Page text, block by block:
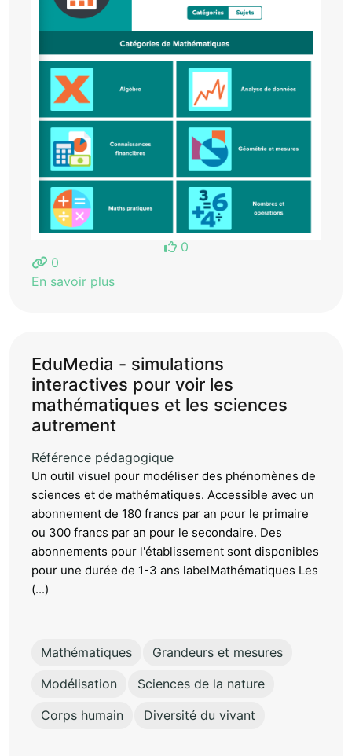
0
0
En savoir plus
EduMedia - simulations
interactives pour voir les
mathématiques et les sciences
autrement
Référence pédagogique
Un outil visuel pour modéliser des phénomènes de
sciences et de mathématiques. Accessible avec un
abonnement de 180 francs par an pour le primaire
ou 300 francs par an pour le secondaire. Des
abonnements pour l'établissement sont disponibles
pour une durée de 1-3 ans labelMathématiques Les
(...)
Mathématiques
Grandeurs et mesures
Modélisation
Sciences de la nature
Corps humain
Diversité du vivant